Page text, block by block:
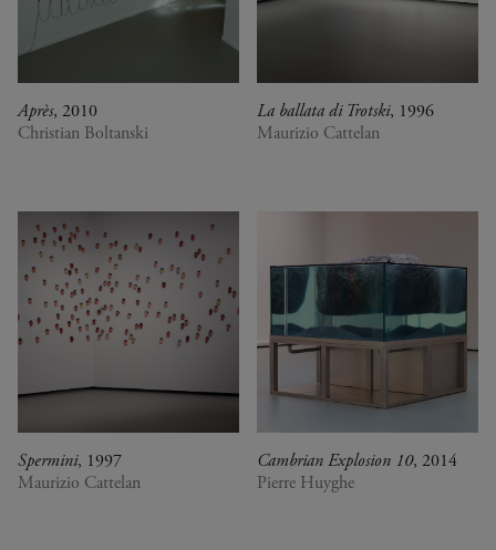
Après, 2010
Christian Boltanski
La ballata di Trotski, 1996
Maurizio Cattelan
Spermini, 1997
Maurizio Cattelan
Cambrian Explosion 10, 2014
Pierre Huyghe